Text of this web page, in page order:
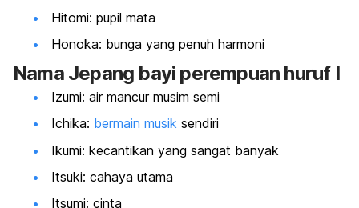
Hitomi: pupil mata
Honoka: bunga yang penuh harmoni
Nama Jepang bayi perempuan huruf I
Izumi: air mancur musim semi
Ichika: bermain musik sendiri
Ikumi: kecantikan yang sangat banyak
Itsuki: cahaya utama
Itsumi: cinta